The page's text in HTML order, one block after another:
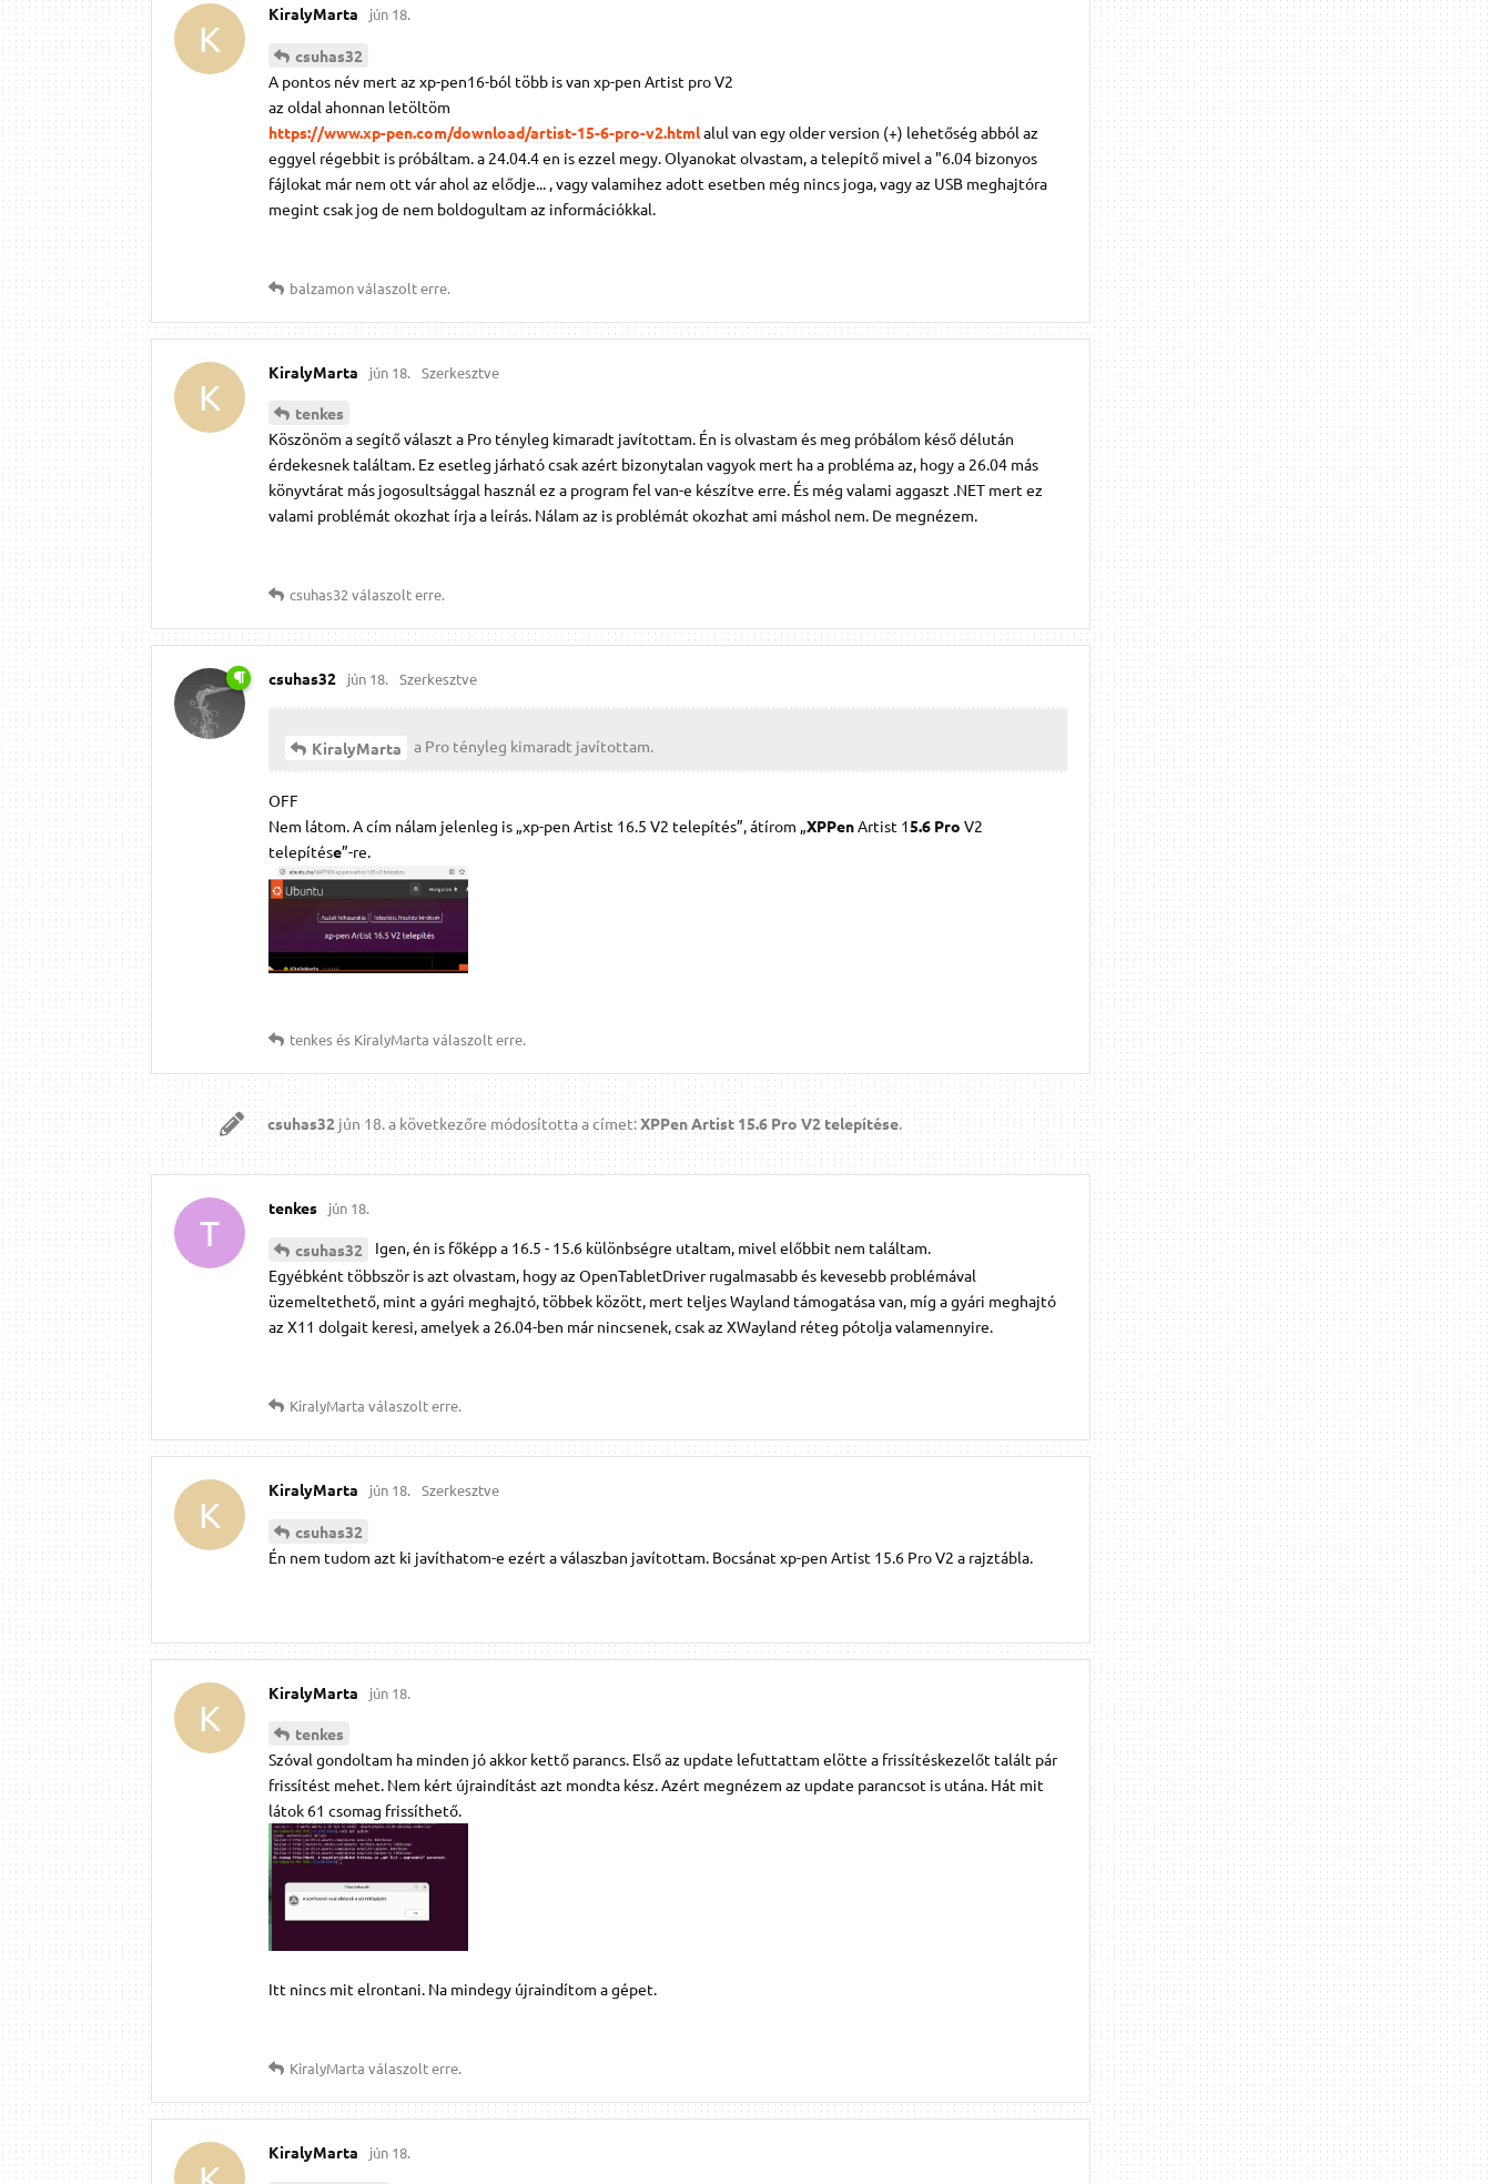
K
KiralyMarta jún 18.
csuhas32
A pontos név mert az xp-pen16-ból több is van xp-pen Artist pro V2
az oldal ahonnan letöltöm
https://www.xp-pen.com/download/artist-15-6-pro-v2.htmlalul van egy older version (+) lehetőség abból az
eggyel régebbit is próbáltam. a 24.04.4 en is ezzel megy. Olyanokat olvastam, a telepítő mivel a "6.04 bizonyos
fájlokat már nem ott vár ahol az elődje... , vagy valamihez adott esetben még nincs joga, vagy az USB meghajtóra
megint csak jog de nem boldogultam az információkkal.
balzamonválaszolt erre.
K
KiralyMarta jún 18. Szerkesztve
tenkes
Köszönöm a segítő választ a Pro tényleg kimaradt javítottam. Én is olvastam és meg próbálom késő délután
érdekesnek találtam. Ez esetleg járható csak azért bizonytalan vagyok mert ha a probléma az, hogy a 26.04 más
könyvtárat más jogosultsággal használ ez a program fel van-e készítve erre. És még valami aggaszt .NET mert ez
valami problémát okozhat írja a leírás. Nálam az is problémát okozhat ami máshol nem. De megnézem.
csuhas32válaszolt erre.
csuhas32 jún 18. Szerkesztve
KiralyMarta a Pro tényleg kimaradt javítottam.
OFF
Nem látom. A cím nálam jelenleg is „xp-pen Artist 16.5 V2 telepítés”, átírom „XPPenArtist 15.6 Pro V2
telepítése”-re.
tenkesés KiralyMarta válaszolt erre.
csuhas32 jún 18.a következőre módosította a címet:XPPen Artist 15.6 Pro V2 telepítése.
T
tenkes jún 18.
csuhas32
Igen, én is főképp a 16.5 - 15.6 különbségre utaltam, mivel előbbit nem találtam.
Egyébként többször is azt olvastam, hogy az OpenTabletDriver rugalmasabb és kevesebb problémával
üzemeltethető, mint a gyári meghajtó, többek között, mert teljes Wayland támogatása van, míg a gyári meghajtó
az X11 dolgait keresi, amelyek a 26.04-ben már nincsenek, csak az XWayland réteg pótolja valamennyire.
KiralyMarta válaszolt erre.
K
KiralyMarta jún 18. Szerkesztve
csuhas32
Én nem tudom azt ki javíthatom-e ezért a válaszban javítottam. Bocsánat xp-pen Artist 15.6 Pro V2 a rajztábla.
K
KiralyMarta jún 18.
tenkes
Szóval gondoltam ha minden jó akkor kettő parancs. Első az update lefuttattam elötte a frissítéskezelőt talált pár
frissítést mehet. Nem kért újraindítást azt mondta kész. Azért megnézem az update parancsot is utána. Hát mit
látok 61 csomag frissíthető.
Itt nincs mit elrontani. Na mindegy újraindítom a gépet.
KiralyMarta válaszolt erre.
KiralyMarta jún 18.